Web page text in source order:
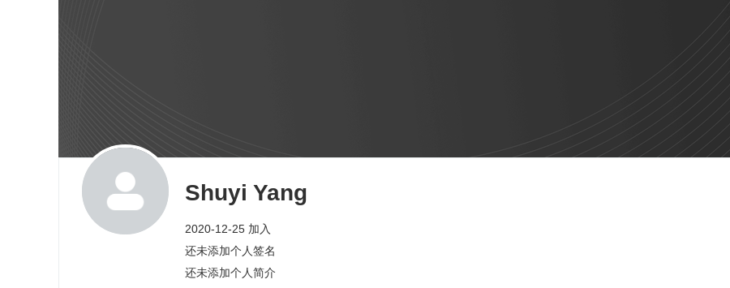
Shuyi Yang
2020-12-25 加入
还未添加个人签名
还未添加个人简介